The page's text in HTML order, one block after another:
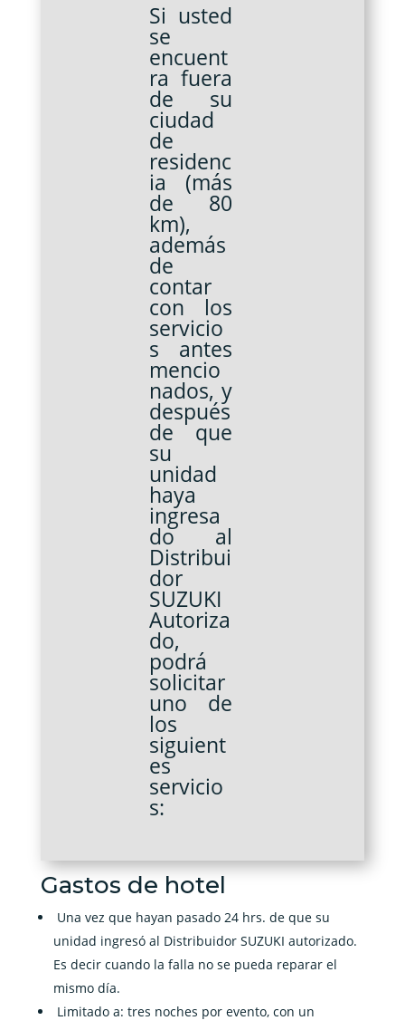
Si usted
se
encuent
ra fuera
de su
ciudad
de
residenc
ia (más
de 80
km),
además
de
contar
con los
servicio
s antes
mencio
nados, y
después
de que
su
unidad
haya
ingresa
do al
Distribui
dor
SUZUKI
Autoriza
do,
podrá
solicitar
uno de
los
siguient
es
servicio
s:
Gastos de hotel
Una vez que hayan pasado 24 hrs. de que su
unidad ingresó al Distribuidor SUZUKI autorizado.
Es decir cuando la falla no se pueda reparar el
mismo día.
Limitado a: tres noches por evento, con un